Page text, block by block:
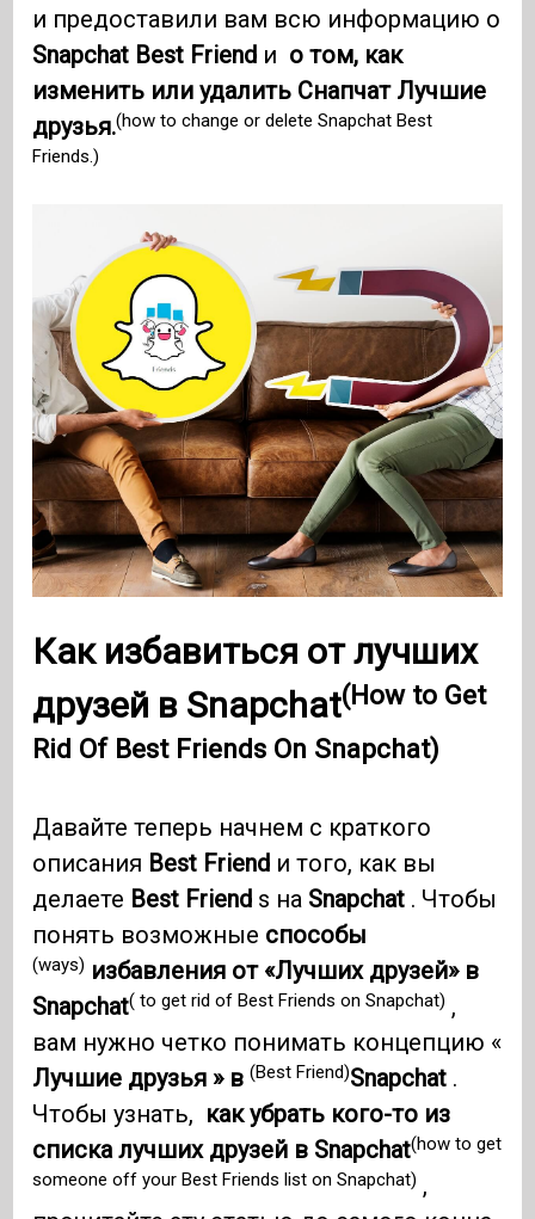
и предоставили вам всю информацию о
Snapchat Best Friend и о том, как
изменить или удалить Снапчат Лучшие
друзья.(how to change or delete Snapchat Best
Friends.)
Как избавиться от лучших
друзей в Snapchat(How to Get
Rid Of Best Friends On Snapchat)
Давайте теперь начнем с краткого
описания Best Friend и того, как вы
делаете Best Friend s на Snapchat . Чтобы
понять возможные способы
(ways) избавления от «Лучших друзей» в
Snapchat( to get rid of Best Friends on Snapchat) ,
вам нужно четко понимать концепцию «
Лучшие друзья » в(Best Friend)Snapchat .
Чтобы узнать, как убрать кого-то из
списка лучших друзей в Snapchat(how to get
someone off your Best Friends list on Snapchat) ,